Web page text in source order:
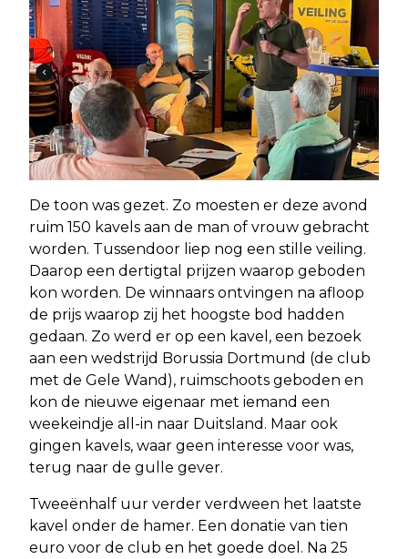
De toon was gezet. Zo moesten er deze avond
ruim 150 kavels aan de man of vrouw gebracht
worden. Tussendoor liep nog een stille veiling.
Daarop een dertigtal prijzen waarop geboden
kon worden. De winnaars ontvingen na afloop
de prijs waarop zij het hoogste bod hadden
gedaan. Zo werd er op een kavel, een bezoek
aan een wedstrijd Borussia Dortmund (de club
met de Gele Wand), ruimschoots geboden en
kon de nieuwe eigenaar met iemand een
weekeindje all-in naar Duitsland. Maar ook
gingen kavels, waar geen interesse voor was,
terug naar de gulle gever.
Tweeënhalf uur verder verdween het laatste
kavel onder de hamer. Een donatie van tien
euro voor de club en het goede doel. Na 25